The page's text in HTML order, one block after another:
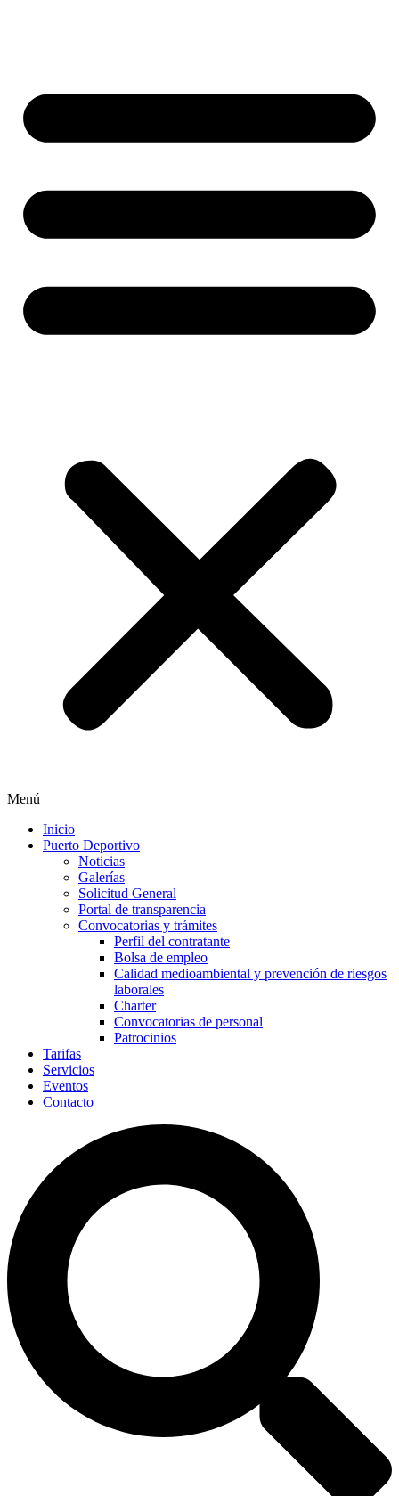
Menú
Inicio
Puerto Deportivo
Noticias
Galerías
Solicitud General
Portal de transparencia
Convocatorias y trámites
Perfil del contratante
Bolsa de empleo
Calidad medioambiental y prevención de riesgos
laborales
Charter
Convocatorias de personal
Patrocinios
Tarifas
Servicios
Eventos
Contacto